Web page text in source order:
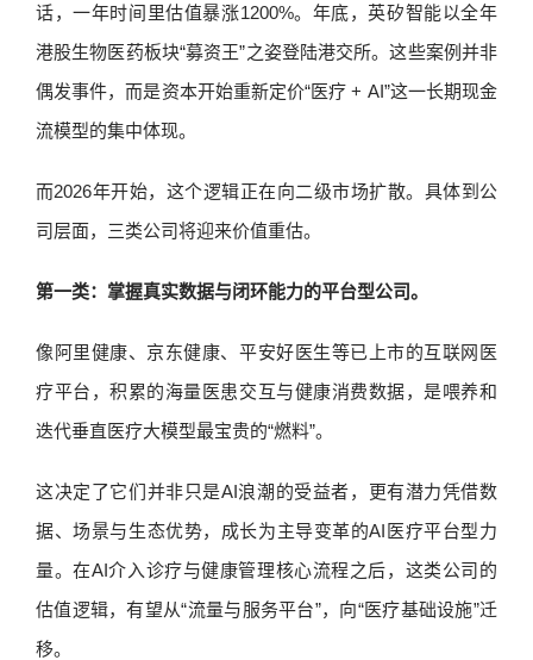
话，一年时间里估值暴涨1200%。年底，英矽智能以全年
港股生物医药板块“募资王”之姿登陆港交所。这些案例并非
偶发事件，而是资本开始重新定价“医疗 + AI”这一长期现金
流模型的集中体现。
而2026年开始，这个逻辑正在向二级市场扩散。具体到公
司层面，三类公司将迎来价值重估。
第一类：掌握真实数据与闭环能力的平台型公司。
像阿里健康、京东健康、平安好医生等已上市的互联网医
疗平台，积累的海量医患交互与健康消费数据，是喂养和
迭代垂直医疗大模型最宝贵的“燃料”。
这决定了它们并非只是AI浪潮的受益者，更有潜力凭借数
据、场景与生态优势，成长为主导变革的AI医疗平台型力
量。在AI介入诊疗与健康管理核心流程之后，这类公司的
估值逻辑，有望从“流量与服务平台”，向“医疗基础设施”迁
移。